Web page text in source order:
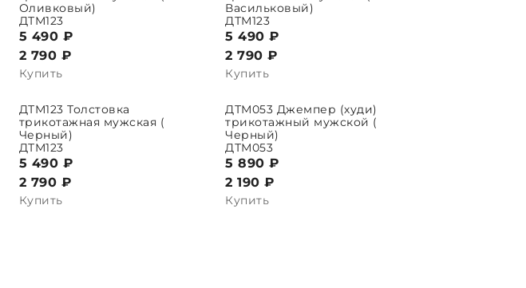
Оливковый)
ДТМ123
5 490 ₽
2 790 ₽
Купить
Васильковый)
ДТМ123
5 490 ₽
2 790 ₽
Купить
ПАРАМЕТРЫ
ДТМ123 Толстовка
трикотажная мужская (
Черный)
ДТМ123
5 490 ₽
2 790 ₽
Купить
ВЫБРАТЬ ПАРАМЕТРЫ
ДТМ053 Джемпер (худи)
трикотажный мужской (
Черный)
ДТМ053
5 890 ₽
2 190 ₽
Купить